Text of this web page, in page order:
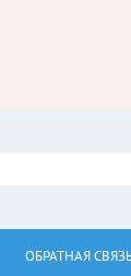
ОБРАТНАЯ